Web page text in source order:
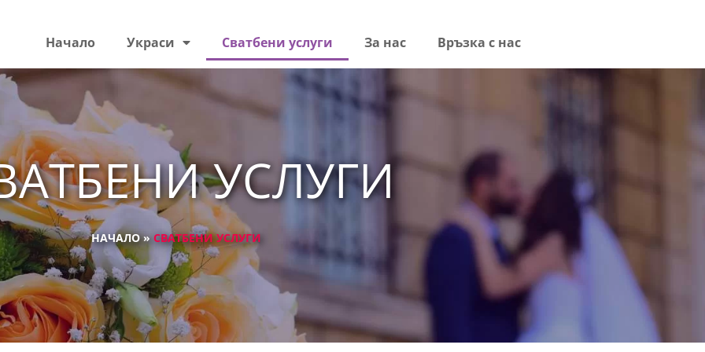
Начало Украси Сватбени услуги За нас Връзка с нас
УСЛУГИ
НАЧАЛО »СВАТБЕНИ УСЛУГИ